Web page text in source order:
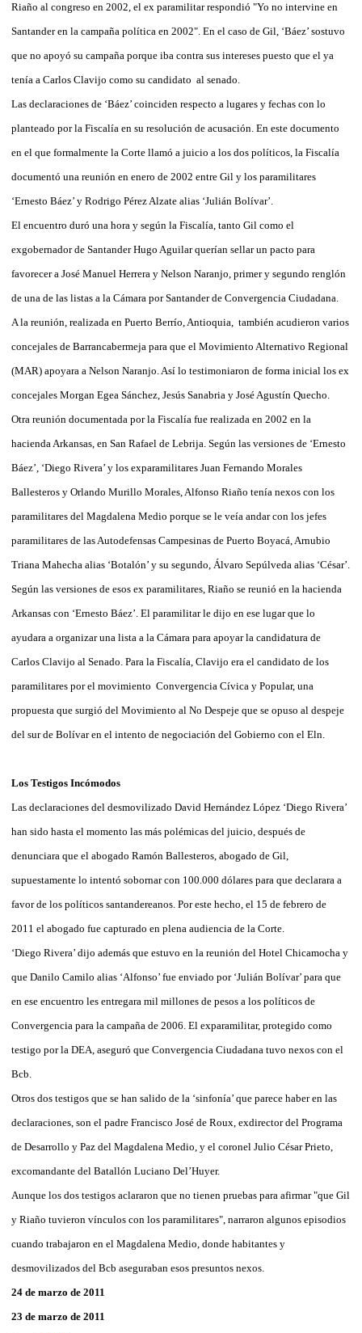
Riaño al congreso en 2002, el ex paramilitar respondió "Yo no intervine en
Santander en la campaña política en 2002". En el caso de Gil, ‘Báez’ sostuvo
que no apoyó su campaña porque iba contra sus intereses puesto que el ya
tenía a Carlos Clavijo como su candidato al senado.
Las declaraciones de ‘Báez’ coinciden respecto a lugares y fechas con lo
planteado por la Fiscalía en su resolución de acusación. En este documento
en el que formalmente la Corte llamó a juicio a los dos políticos, la Fiscalía
documentó una reunión en enero de 2002 entre Gil y los paramilitares
‘Ernesto Báez’ y Rodrigo Pérez Alzate alias ‘Julián Bolívar’.
El encuentro duró una hora y según la Fiscalía, tanto Gil como el
exgobernador de Santander Hugo Aguilar querían sellar un pacto para
favorecer a José Manuel Herrera y Nelson Naranjo, primer y segundo renglón
de una de las listas a la Cámara por Santander de Convergencia Ciudadana.
A la reunión, realizada en Puerto Berrío, Antioquia, también acudieron varios
concejales de Barrancabermeja para que el Movimiento Alternativo Regional
(MAR) apoyara a Nelson Naranjo. Así lo testimoniaron de forma inicial los ex
concejales Morgan Egea Sánchez, Jesús Sanabria y José Agustín Quecho.
Otra reunión documentada por la Fiscalía fue realizada en 2002 en la
hacienda Arkansas, en San Rafael de Lebrija. Según las versiones de ‘Ernesto
Báez’, ‘Diego Rivera’ y los exparamilitares Juan Fernando Morales
Ballesteros y Orlando Murillo Morales, Alfonso Riaño tenía nexos con los
paramilitares del Magdalena Medio porque se le veía andar con los jefes
paramilitares de las Autodefensas Campesinas de Puerto Boyacá, Arnubio
Triana Mahecha alias ‘Botalón’ y su segundo, Álvaro Sepúlveda alias ‘César’.
Según las versiones de esos ex paramilitares, Riaño se reunió en la hacienda
Arkansas con ‘Ernesto Báez’. El paramilitar le dijo en ese lugar que lo
ayudara a organizar una lista a la Cámara para apoyar la candidatura de
Carlos Clavijo al Senado. Para la Fiscalía, Clavijo era el candidato de los
paramilitares por el movimiento Convergencia Cívica y Popular, una
propuesta que surgió del Movimiento al No Despeje que se opuso al despeje
del sur de Bolívar en el intento de negociación del Gobierno con el Eln.
Los Testigos Incómodos
Las declaraciones del desmovilizado David Hernández López ‘Diego Rivera’
han sido hasta el momento las más polémicas del juicio, después de
denunciara que el abogado Ramón Ballesteros, abogado de Gil,
supuestamente lo intentó sobornar con 100.000 dólares para que declarara a
favor de los políticos santandereanos. Por este hecho, el 15 de febrero de
2011 el abogado fue capturado en plena audiencia de la Corte.
‘Diego Rivera’ dijo además que estuvo en la reunión del Hotel Chicamocha y
que Danilo Camilo alias ‘Alfonso’ fue enviado por ‘Julián Bolívar’ para que
en ese encuentro les entregara mil millones de pesos a los políticos de
Convergencia para la campaña de 2006. El exparamilitar, protegido como
testigo por la DEA, aseguró que Convergencia Ciudadana tuvo nexos con el
Bcb.
Otros dos testigos que se han salido de la ‘sinfonía’ que parece haber en las
declaraciones, son el padre Francisco José de Roux, exdirector del Programa
de Desarrollo y Paz del Magdalena Medio, y el coronel Julio César Prieto,
excomandante del Batallón Luciano Del’Huyer.
Aunque los dos testigos aclararon que no tienen pruebas para afirmar "que Gil
y Riaño tuvieron vínculos con los paramilitares", narraron algunos episodios
cuando trabajaron en el Magdalena Medio, donde habitantes y
desmovilizados del Bcb aseguraban esos presuntos nexos.
24 de marzo de 2011
23 de marzo de 2011